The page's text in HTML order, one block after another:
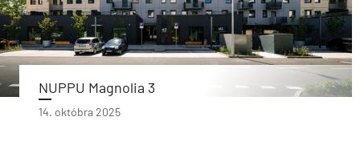
NUPPU Magnolia 3
14. októbra 2025